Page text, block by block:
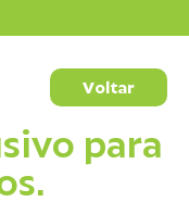
Voltar
para